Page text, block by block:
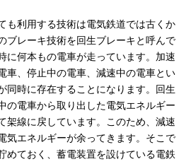
も利用する技術は電気鉄道では古くか
ブレーキ技術を回生ブレーキと呼んで
に何本もの電車が走っています。加速
車、停止中の電車、減速中の電車とい
同時に存在することになります。回生
の電車から取り出した電気エネルギー
架線に戻しています。このため、減速
気エネルギーが余ってきます。そこで
めておく、蓄電装置を設けている電鉄